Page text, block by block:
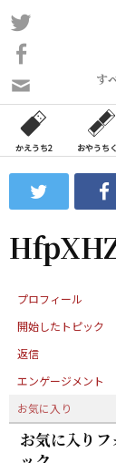
コ
ン
ン
ツ
ス
ッ
プ
す
い
合
わ
フ
ォ
ム
かえうち2 おやうち
プロフィール
開始したトピック
返信
エンゲージメント
お気に入り
お気に入り